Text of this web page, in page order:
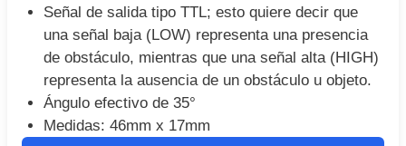
Señal de salida tipo TTL; esto quiere decir que
una señal baja (LOW) representa una presencia
de obstáculo, mientras que una señal alta (HIGH)
representa la ausencia de un obstáculo u objeto.
Ángulo efectivo de 35°
Medidas: 46mm x 17mm